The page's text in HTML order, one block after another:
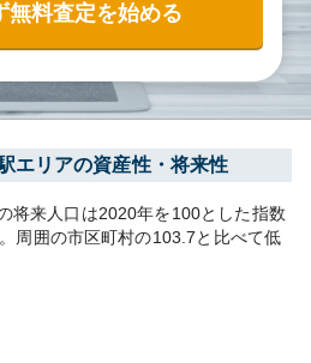
無料査定を始める
エリアの資産性・将来性
将来人口は2020年を100とした指数
周囲の市区町村の103.7と比べて低